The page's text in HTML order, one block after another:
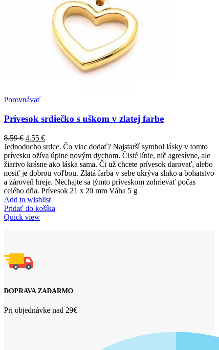
Porovnávať
Prívesok srdiečko s uškom v zlatej farbe
8.59€ 4.55 €
Jednoducho srdce. Čo viac dodať? Najstarší symbol lásky v tomto
prívesku ožíva úplne novým dychom. Čisté línie, nič agresívne, ale
žiarivo krásne ako láska sama. Či už chcete prívesok darovať, alebo
nosiť je dobrou voľbou. Zlatá farba v sebe ukrýva slnko a bohatstvo
a zároveň hreje. Nechajte sa týmto príveskom zohrievať počas
celého dňa. Prívesok 21 x 20 mm Váha 5 g
Add to wishlist
Pridať do košíka
Quick view
DOPRAVA ZADARMO
Pri objednávke nad 29€